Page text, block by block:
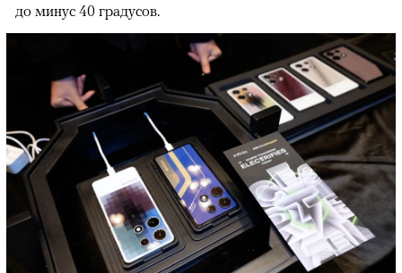
до минус 40 градусов.